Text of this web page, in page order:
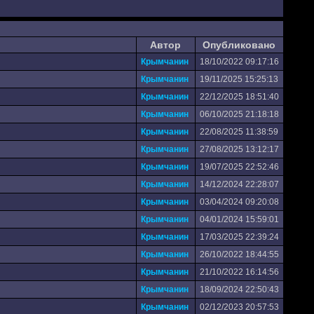
Автор Опубликовано
Крымчанин
18/10/2022 09:17:16
Крымчанин
19/11/2025 15:25:13
Крымчанин
22/12/2025 18:51:40
Крымчанин
06/10/2025 21:18:18
Крымчанин
22/08/2025 11:38:59
Крымчанин
27/08/2025 13:12:17
Крымчанин
19/07/2025 22:52:46
Крымчанин
14/12/2024 22:28:07
Крымчанин
03/04/2024 09:20:08
Крымчанин
04/01/2024 15:59:01
Крымчанин
17/03/2025 22:39:24
Крымчанин
26/10/2022 18:44:55
Крымчанин
21/10/2022 16:14:56
Крымчанин
18/09/2024 22:50:43
Крымчанин
02/12/2023 20:57:53